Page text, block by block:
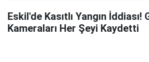
Eskil'de Kasıtlı Yangın İddiası!
Kameraları Her Şeyi Kaydetti